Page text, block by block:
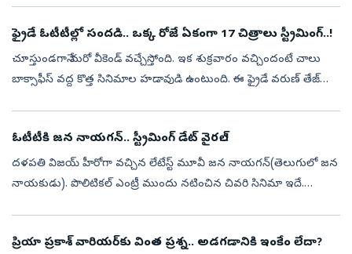
ఫ్రైడే ఓటీటీల్లో సందడి.. ఒక్క రోజే ఏకంగా 17 చిత్రాలు స్ట్రీమింగ్..!
చూస్తుండగానే మరో వీకెండ్ వచ్చేస్తోంది. ఇక శుక్రవారం వచ్చిందంటే చాలు
బాక్సాఫీస్ వద్ద కొత్త సినిమాల హడావుడి ఉంటుంది. ఈ ఫ్రైడే వరుణ్ తేజ్
ఓటీటీకి జన నాయగన్.. స్ట్రీమింగ్ డేట్ వైరల్..!
దళపతి విజయ్ హీరోగా వచ్చిన లేటేస్ట్ మూవీ జన నాయగన్(తెలుగులో జన
నాయకుడు). పొలిటికల్ ఎంట్రీ ముందు నటించిన చివరి సినిమా ఇదే.
ప్రియా ప్రకాశ్‌ వారియర్‌కు వింత ప్రశ్న.. అడగడానికి ఇంకేం లేదా?